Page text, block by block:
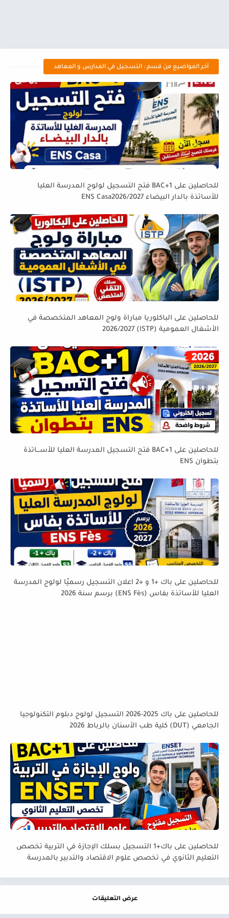
أخر المواضيع من قسم : التسجيل في المدارس و المعاهد
للحاصلين على BAC+1 فتح التسجيل لولوج المدرسة العليا
للأساتذة بالدار البيضاء ENS Casa2026/2027
للحاصلين على الباكلوريا مباراة ولوج المعاهد المتخصصة في
الأشغال العمومية (ISTP) 2026/2027
للحاصلين على BAC+1 فتح التسجيل المدرسة العليا للأســـاتذة
بتطوان ENS
للحاصلين على باك +1 و +2 اعلان التسجيل رسميًا لولوج المدرسة
العليا للأساتذة بفاس (ENS Fès) برسم سنة 2026
للحاصلين على باك 2025-2026 التسجيل لولوج دبلوم التكنولوجيا
الجامعي (DUT) كلية طب الأسنان بالرباط 2026
للحاصلين على باك+1 التسجيل بسلك الإجازة في التربية تخصص
التعليم الثانوي في تخصص علوم الاقتصاد والتدبير بالمدرسة
عرض التعليقات